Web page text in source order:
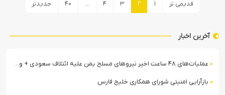
قدیمی تر ۱ ۲ ۳ ۴ … ۴۰ جدیدتر
آخرین اخبار
عملیات‌های ۴۸ ساعت اخیر نیروهای مسلح یمن علیه ائتلاف سعودی + ویدیو
بازآرایی امنیتی شورای همکاری خلیج فارس